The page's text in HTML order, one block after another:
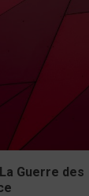
Guerre des